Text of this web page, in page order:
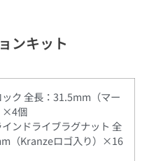
ンキット
ック 全長：31.5mm（マー
×4個
インドライブラグナット 全
（Kranzeロゴ入り）×16